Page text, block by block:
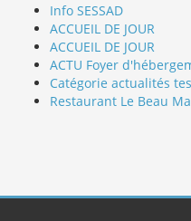
Info SESSAD
ACCUEIL DE JOUR
ACCUEIL DE JOUR
ACTU Foyer
Catégorie actualités
Restaurant Le Beau